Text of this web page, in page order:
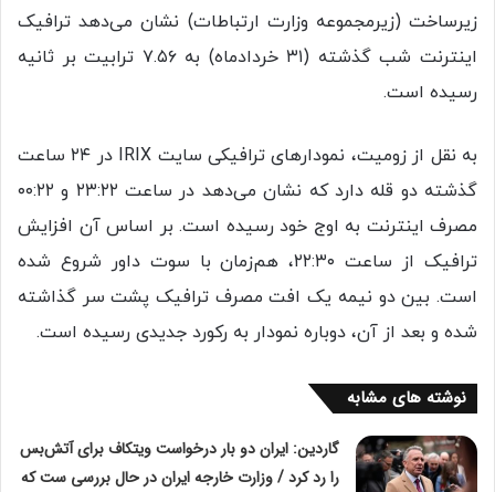
زیرساخت (زیرمجموعه وزارت ارتباطات) نشان می‌دهد ترافیک
اینترنت شب گذشته (۳۱ خردادماه) به ۷.۵۶ ترابیت بر ثانیه
رسیده است.
به نقل از زومیت، نمودارهای ترافیکی سایت IRIX در ۲۴ ساعت
گذشته دو قله دارد که نشان می‌دهد در ساعت ۲۳:۲۲ و ۰۰:۲۲
مصرف اینترنت به اوج خود رسیده است. بر اساس آن افزایش
ترافیک از ساعت ۲۲:۳۰، هم‌زمان با سوت داور شروع شده
است. بین دو نیمه یک افت مصرف ترافیک پشت سر گذاشته
شده و بعد از آن، دوباره نمودار به رکورد جدیدی رسیده است.
نوشته های مشابه
گاردین: ایران دو بار درخواست ویتکاف برای آتش‌بس
را رد کرد / وزارت خارجه ایران در حال بررسی ست که